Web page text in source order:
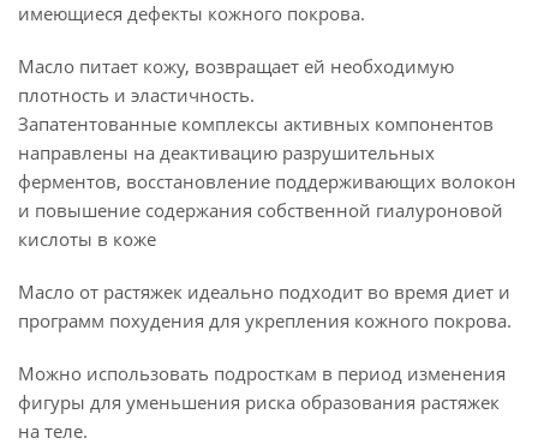
имеющиеся дефекты кожного покрова.
Масло питает кожу, возвращает ей необходимую
плотность и эластичность.
Запатентованные комплексы активных компонентов
направлены на деактивацию разрушительных
ферментов, восстановление поддерживающих волокон
и повышение содержания собственной гиалуроновой
кислоты в коже
Масло от растяжек идеально подходит во время диет и
программ похудения для укрепления кожного покрова.
Можно использовать подросткам в период изменения
фигуры для уменьшения риска образования растяжек
на теле.